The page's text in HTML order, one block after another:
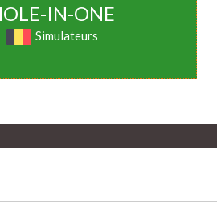
IN-ONE
Simulateurs